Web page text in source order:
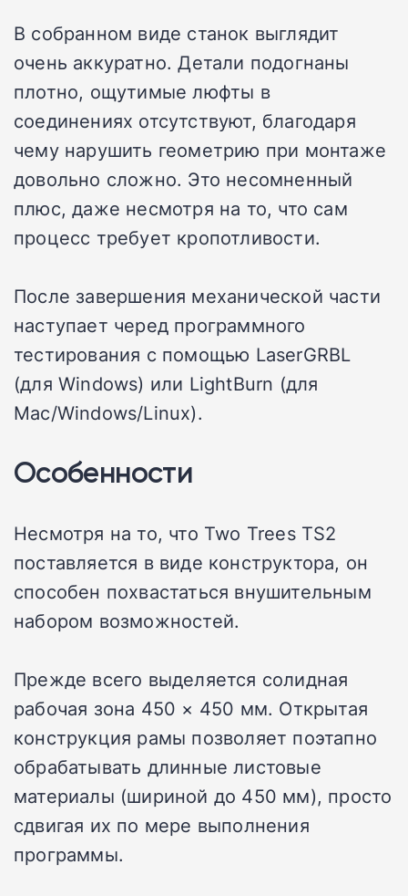
В собранном виде станок выглядит
очень аккуратно. Детали подогнаны
плотно, ощутимые люфты в
соединениях отсутствуют, благодаря
чему нарушить геометрию при монтаже
довольно сложно. Это несомненный
плюс, даже несмотря на то, что сам
процесс требует кропотливости.
После завершения механической части
наступает черед программного
тестирования с помощью LaserGRBL
(для Windows) или LightBurn (для
Mac/Windows/Linux).
Особенности
Несмотря на то, что Two Trees TS2
поставляется в виде конструктора, он
способен похвастаться внушительным
набором возможностей.
Прежде всего выделяется солидная
рабочая зона 450 × 450 мм. Открытая
конструкция рамы позволяет поэтапно
обрабатывать длинные листовые
материалы (шириной до 450 мм), просто
сдвигая их по мере выполнения
программы.